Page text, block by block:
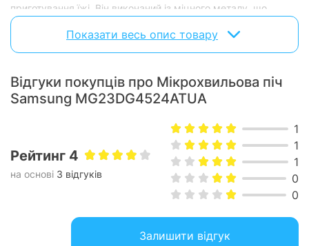
приготування їжі. Він виконаний із міцного металу, що
гарантує його стійкість до звичайних експлуатаційних умов.
Завдяки цьому немає потреби у захисному покритті, що
спрощує процес очищення пристрою.
Швидке розморожування
Оптимізуйте час приготування заморожених продуктів за
допомогою швидкого розморожування. Вбудована
програма пропонує вибір п’яти найпопулярніших типів
продуктів: м’ясо, птиця, риба, хліб/випічка та фрукти.
Просто вкажіть тип та вагу продуктів та технологія
автоматично розрахує необхідний час та потужність для
розморожування.
Цей режим дозволяє вибрати один із 4 популярних типів
продуктів: м’ясо, птицю, рибу або хліб та випічку. Вам
Показати весь опис товару
Відгуки покупців про Мікрохвильова піч
Samsung MG23DG4524ATUA
Рейтинг 4
на основі 3 відгуків
1
1
1
0
0
Залишити відгук